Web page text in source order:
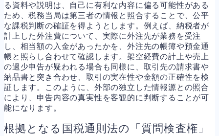
る資料や説明は、自己に有利な内容に偏る可能性がある
ため、税務当局は第三者の情報と照合することで、公平
な課税判断の確証を得ようとします。例えば、納税者が
計上した外注費について、実際に外注先が業務を受注
し、相当額の入金があったかを、外注先の帳簿や預金通
帳と照らし合わせて確認します。架空経費の計上や売上
の過少申告が疑われる場合も同様に、取引先の請求書や
納品書と突き合わせ、取引の実在性や金額の正確性を検
証します。このように、外部の独立した情報源との照合
により、申告内容の真実性を客観的に判断することが可
能になります。
根拠となる国税通則法の「質問検査権」